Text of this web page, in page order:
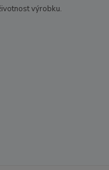
výrobku.